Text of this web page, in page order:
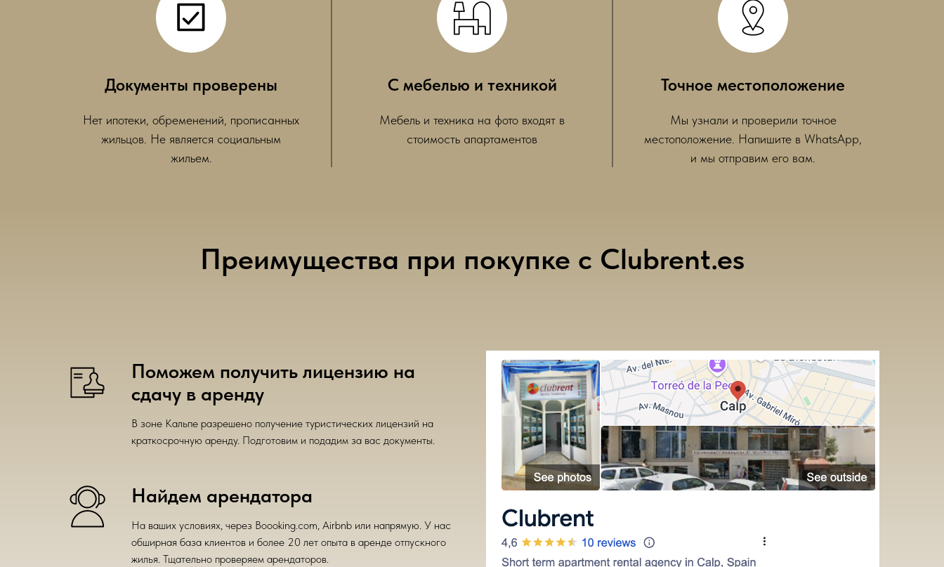
Документы проверены
Нет ипотеки, обременений, прописанных
жильцов. Не является социальным
жильем.
С мебелью и техникой
Мебель и техника на фото входят в
стоимость апартаментов
Точное местоположение
Мы узнали и проверили точное
местоположение. Напишите в WhatsApp,
и мы отправим его вам.
Преимущества при покупке с Clubrent.es
Поможем получить лицензию на
сдачу в аренду
В зоне Кальпе разрешено получение туристических лицензий на
краткосрочную аренду. Подготовим и подадим за вас документы.
Найдем арендатора
На ваших условиях, через Boooking.com, Airbnb или напрямую. У нас
обширная база клиентов и более 20 лет опыта в аренде отпускного
жилья. Тщательно проверяем арендаторов.